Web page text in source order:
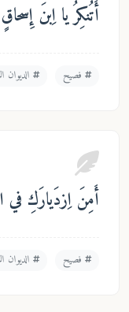
يا اِبنَ إِسحاقٍ إِخائي
الديوان الرئيسي
اِزدَيارَكِ في الدُجى
الديوان الرئيسي